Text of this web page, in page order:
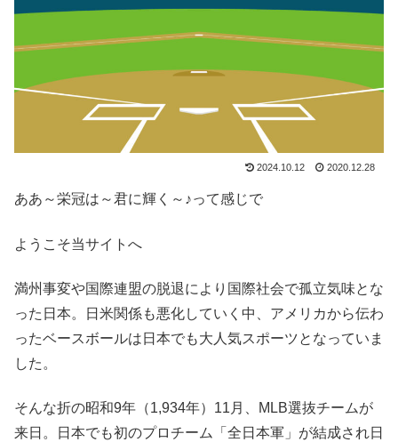
2024.10.12 2020.12.28
ああ～栄冠は～君に輝く～♪って感じで
ようこそ当サイトへ
満州事変や国際連盟の脱退により国際社会で孤立気味とな
った日本。日米関係も悪化していく中、アメリカから伝わ
ったベースボールは日本でも大人気スポーツとなっていま
した。
そんな折の昭和9年（1,934年）11月、MLB選抜チームが
来日。日本でも初のプロチーム「全日本軍」が結成され日